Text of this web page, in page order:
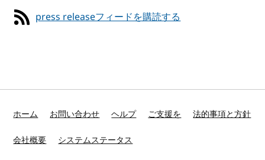
press releaseフィードを購読する
ホーム お問い合わせ ヘルプ ご支援を 法的事項と方針
会社概要 システムステータス